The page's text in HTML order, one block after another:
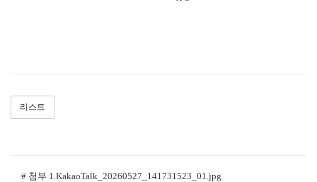
리스트
# 첨부 1.KakaoTalk_20260527_141731523_01.jpg